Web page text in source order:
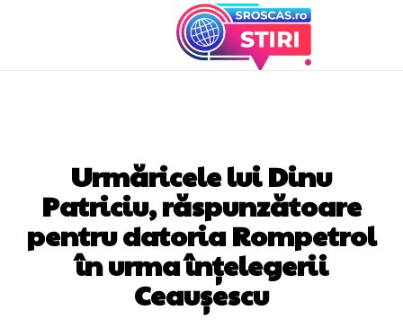
Urmăricele lui Dinu
Patriciu, răspunzătoare
pentru datoria Rompetrol
în urma înțelegerii
Ceaușescu